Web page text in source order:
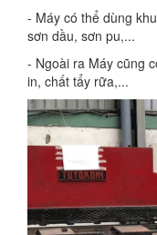
- Máy có thể dùng
sơn dầu, sơn pu,...
- Ngoài ra Máy cũng
in, chất tẩy rữa,...